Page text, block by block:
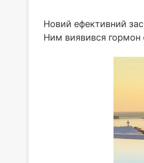
Новий ефективний
Ним виявився гормон